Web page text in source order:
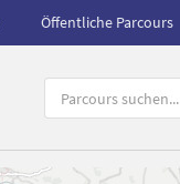
Öffentliche Parcours